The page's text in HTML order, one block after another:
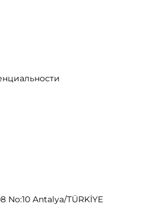
No:10 Antalya/TÜRKİYE